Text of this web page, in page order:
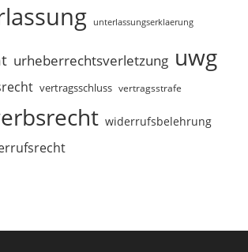
unterlassungserklaerung
urheberrechtsverletzung uwg
vertragsschluss vertragsstrafe
widerrufsbelehrung